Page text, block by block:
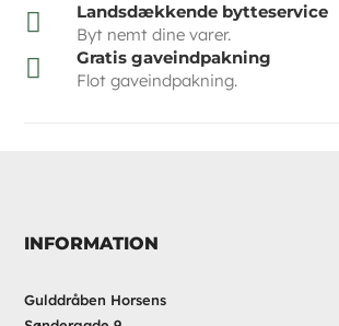

Landsdækkende bytteservice
Byt nemt dine varer.

Gratis gaveindpakning
Flot gaveindpakning.
INFORMATION
Gulddråben Horsens